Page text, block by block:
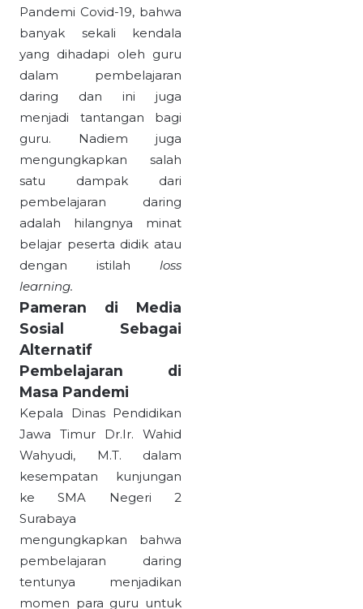
Pandemi Covid-19, bahwa
banyak sekali kendala
yang dihadapi oleh guru
dalam pembelajaran
daring dan ini juga
menjadi tantangan bagi
guru. Nadiem juga
mengungkapkan salah
satu dampak dari
pembelajaran daring
adalah hilangnya minat
belajar peserta didik atau
dengan istilah
loss
learning.
Pameran di Media
Sosial Sebagai
Alternatif
Pembelajaran di
Masa Pandemi
Kepala Dinas Pendidikan
Jawa Timur Dr.Ir. Wahid
Wahyudi, M.T. dalam
kesempatan kunjungan
ke SMA Negeri 2
Surabaya
mengungkapkan bahwa
pembelajaran daring
tentunya menjadikan
momen para guru untuk